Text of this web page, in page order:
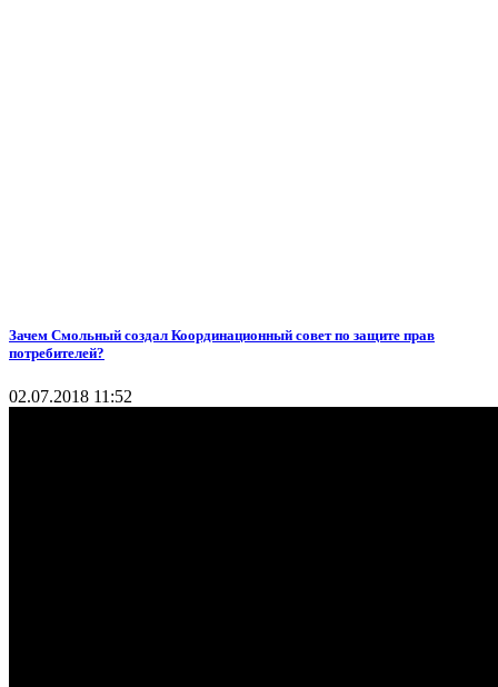
Зачем Смольный создал Координационный совет по защите прав
потребителей?
02.07.2018 11:52